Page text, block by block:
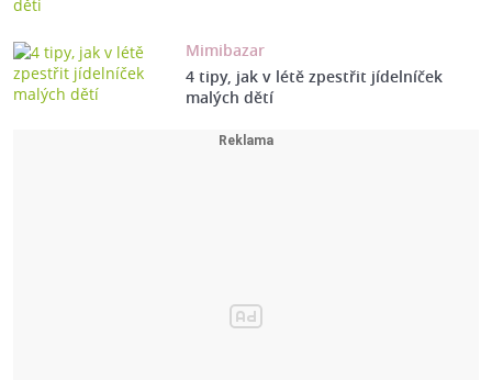
Mimibazar
4 tipy, jak v létě zpestřit jídelníček
malých dětí